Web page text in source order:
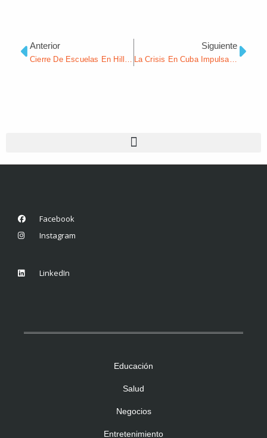
Anterior Siguiente
Facebook
Instagram
LinkedIn
Educación
Salud
Negocios
Entretenimiento